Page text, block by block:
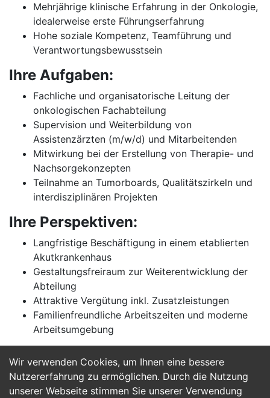
Wir verwenden Cookies, um Ihnen eine bessere
Nutzererfahrung zu ermöglichen. Durch die Nutzung
unserer Webseite stimmen Sie unserer Verwendung
Mehrjährige klinische Erfahrung in der Onkologie,
idealerweise erste Führungserfahrung
Hohe soziale Kompetenz, Teamführung und
Verantwortungsbewusstsein
Ihre Aufgaben:
Fachliche und organisatorische Leitung der
onkologischen Fachabteilung
Supervision und Weiterbildung von
Assistenzärzten (m/w/d) und Mitarbeitenden
Mitwirkung bei der Erstellung von Therapie- und
Nachsorgekonzepten
Teilnahme an Tumorboards, Qualitätszirkeln und
interdisziplinären Projekten
Ihre Perspektiven:
Langfristige Beschäftigung in einem etablierten
Akutkrankenhaus
Gestaltungsfreiraum zur Weiterentwicklung der
Abteilung
Attraktive Vergütung inkl. Zusatzleistungen
Familienfreundliche Arbeitszeiten und moderne
Arbeitsumgebung
Jetzt Bewerben